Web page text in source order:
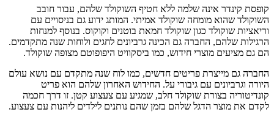
קופסת קינדר אינה שלמה ללא חטיף השוקולד שלהם, עבור חובב
השוקולד שהוא מומחה שוקולד אמיתי. המותג ידוע גם בניסויים עם
וריאציות שוקולד כגון שוקולד חמאת בוטנים וקוקוס. בנוסף למנחות
הרגילות שלהם, החברה גם הכינה גרביונים לחגים ולוחות שנה מתקדמים.
הם גם מציעים מוצרי חידוש, כמו ביסקוויט היפופוטם מצופה שוקולד.
החברה גם מייצרת פריטים חדשים, כמו לוח שנה מתקדם עם נושא עולם
היורה וגרביונים עם גיבורי על. החידוש האחרון שלהם הוא פריט
קונדיטוריה בצורת שוקולד חלב, שמגיע עם צעצוע קטן. זו דרך חכמה
לקדם את מוצר הדגל שלהם בזמן שהם נותנים לילדים ליהנות עם צעצוע.